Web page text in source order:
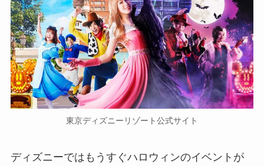
東京ディズニーリゾート公式サイト
ディズニーではもうすぐハロウィンのイベントが